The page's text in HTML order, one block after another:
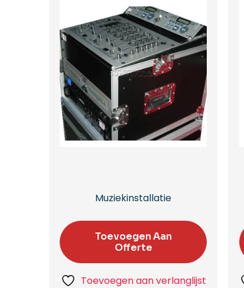
Muziekinstallatie
Toevoegen Aan
Offerte
Toevoegen aan verlanglijst